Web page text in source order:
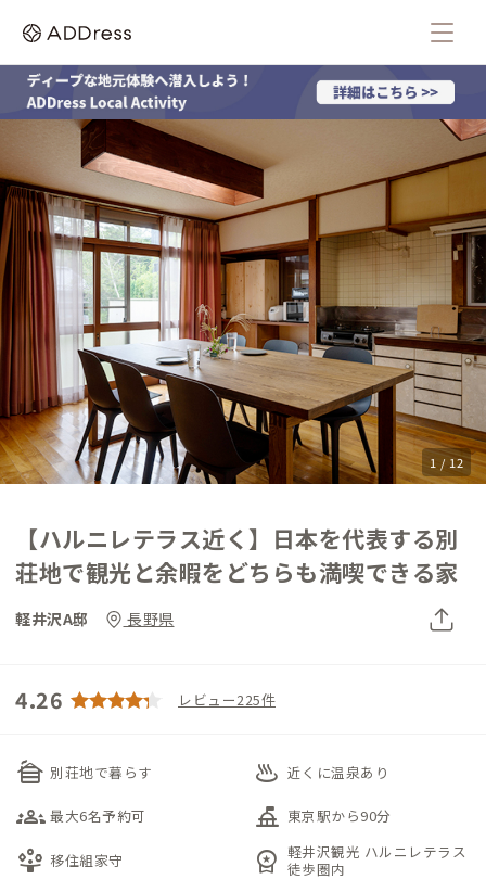
1 / 12
【ハルニレテラス近く】日本を代表する別
荘地で観光と余暇をどちらも満喫できる家
軽井沢A邸 長野県
4.26 レビュー225件
cabin 別荘地で暮らす onsen 近くに温泉あり
groups_3 最大6名予約可 things_to_do 東京駅から90分
person_play 移住組家守 workspace_premium 軽井沢観光 ハルニレテラス
徒歩圏内